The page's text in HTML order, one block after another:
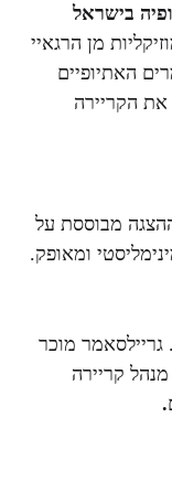
בישראל
מן הרגאיי
של הזמרים האתיופיים
את הקריירה
מבוססת על
ומאופק.
מוכר
קריירה
.